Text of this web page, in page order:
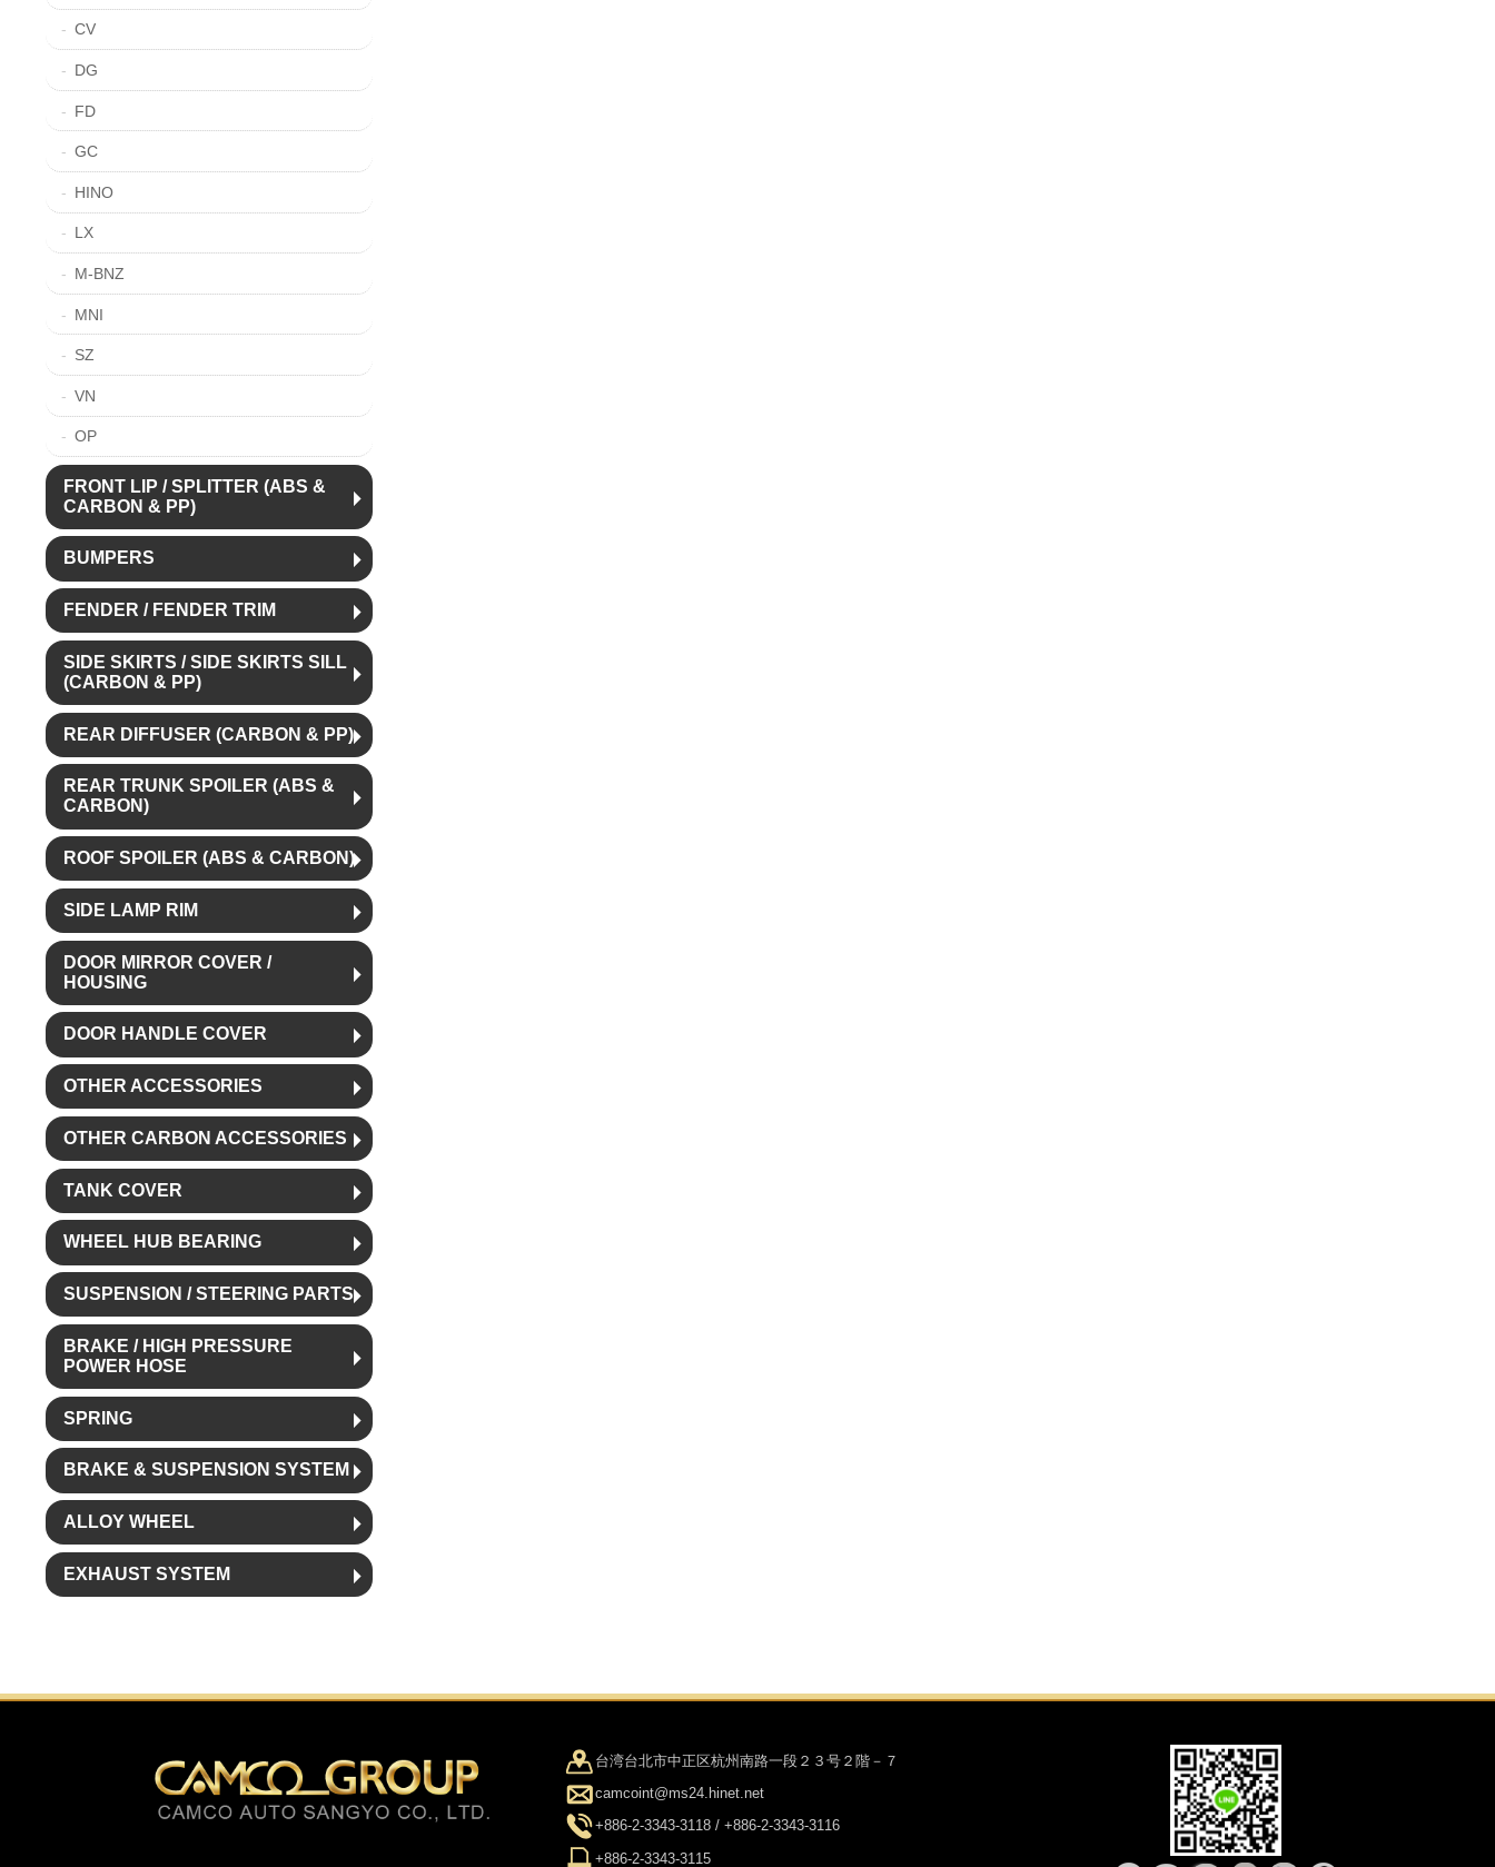
CV
DG
FD
GC
HINO
LX
M-BNZ
MNI
SZ
VN
OP
FRONT LIP / SPLITTER (ABS &
CARBON & PP)
BUMPERS
FENDER / FENDER TRIM
SIDE SKIRTS / SIDE SKIRTS SILL
(CARBON & PP)
REAR DIFFUSER (CARBON & PP)
REAR TRUNK SPOILER (ABS &
CARBON)
ROOF SPOILER (ABS & CARBON)
SIDE LAMP RIM
DOOR MIRROR COVER /
HOUSING
DOOR HANDLE COVER
OTHER ACCESSORIES
OTHER CARBON ACCESSORIES
TANK COVER
WHEEL HUB BEARING
SUSPENSION / STEERING PARTS
BRAKE / HIGH PRESSURE
POWER HOSE
SPRING
BRAKE & SUSPENSION SYSTEM
ALLOY WHEEL
EXHAUST SYSTEM
台湾台北市中正区杭州南路一段２３号２階－７
camcoint@ms24.hinet.net
+886-2-3343-3118 / +886-2-3343-3116
+886-2-3343-3115